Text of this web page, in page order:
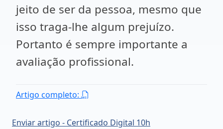
jeito de ser da pessoa, mesmo que
isso traga-lhe algum prejuízo.
Portanto é sempre importante a
avaliação profissional.
Artigo completo:
Enviar artigo - Certificado Digital 10h